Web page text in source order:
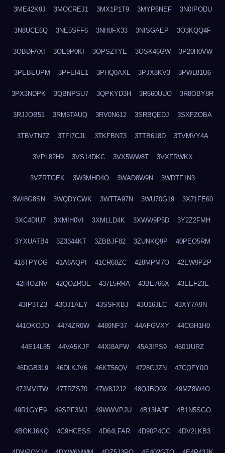
3ME42K9J 3MOCREJ1 3MX1P1T9 3MYP6NEF 3N0IPODU
3N8UCE6Q 3NE5SFF6 3NH0FX33 3NISGAEP 3O3KQQ4F
3OBDFAXI 3OE9P0KI 3OPSZTYE 3OSK46GW 3P20H0VW
3PEBEUPM 3PFEI4E1 3PHQ0AXL 3PJX8KV3 3PWL81U6
3PX3NDPK 3QBNPSU7 3QPKYD3H 3R660UUO 3R8OBY8R
3RJJOB51 3RM5TAUQ 3RV0N612 3SRBQEDJ 3SXFZOBA
3TBVTN7Z 3TFI7CJL 3TKFBN73 3TTB618D 3TVMVY4A
3VPL82H9 3VS14DKC 3VX5WW8T 3VXFRWKX
3VZRTGEK 3W3MHD4O 3WAD8W9N 3WDTF1N3
3WI8G8SN 3WQDYCWK 3WTTA97N 3WU70G19 3X71FE60
3XC4DIU7 3XMIH0VI 3XMLLD4K 3XWW9P5D 3Y2Z2FMH
3YXUATB4 3Z3344KT 3ZBBJF82 3ZUNKQ9P 40PEO5RM
418TPYOG 41A6AQPI 41CR68ZC 428MPM7O 42EW9PZP
42HIOZNV 42QOZROE 437L5RRA 43BE766X 43EEF23E
43IP3TZ3 43OJ1AEY 43SSFXBJ 43U16JLC 43XY7A9N
441OKOJO 4474ZR0W 4489NF37 44AFGVXY 44CGH1H9
44E14L85 44VA5KJF 44XI8AFW 45A3IPS9 4601IURZ
46DGB3L9 46DLKJV6 46KT56QV 4728GJZN 47CQFY0O
47JMVITW 47TRZS70 47W8J2J2 48QJBQ0X 49MZ8W4O
49R1GYE9 49SPF3MJ 49WWVPJU 4B13IA3F 4B1N5SGO
4BOKJ6KQ 4C9HCESS 4D64LFAR 4D90P4CC 4DV2LKB3